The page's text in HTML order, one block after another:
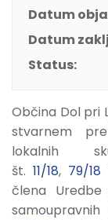
Datum
Datum
Status:
Občina Dol pri
stvarnem
lokalnih
št. 11/18, 79/18
člena